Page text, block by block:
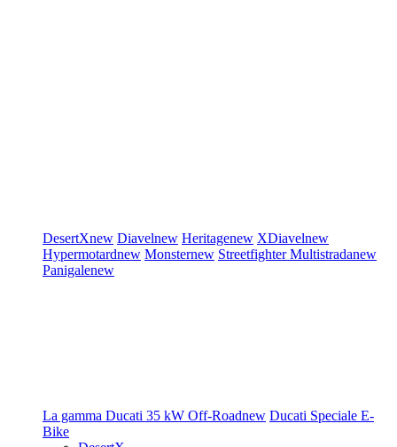
DesertXnew Diavelnew Heritagenew XDiavelnew
Hypermotardnew Monsternew StreetfighterMultistradanew
Panigalenew
La gamma Ducati 35 kW Off-Roadnew Ducati Speciale E-
Bike